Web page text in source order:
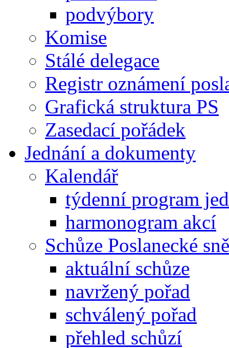
podvýbory
Komise
Stálé delegace
Registr oznámení
Grafická struktura PS
Zasedací pořádek
Jednání a dokumenty
Kalendář
týdenní program
harmonogram akcí
Schůze Poslanecké
aktuální schůze
navržený pořad
schválený pořad
přehled schůzí